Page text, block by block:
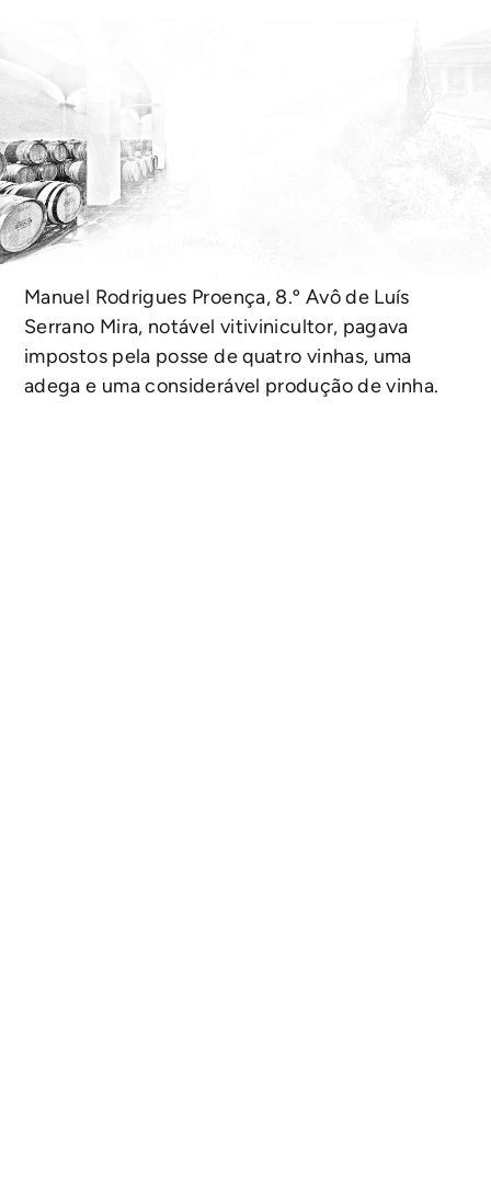
Manuel Rodrigues Proença, 8.º Avô de Luís
Serrano Mira, notável vitivinicultor, pagava
impostos pela posse de quatro vinhas, uma
adega e uma considerável produção de vinha.